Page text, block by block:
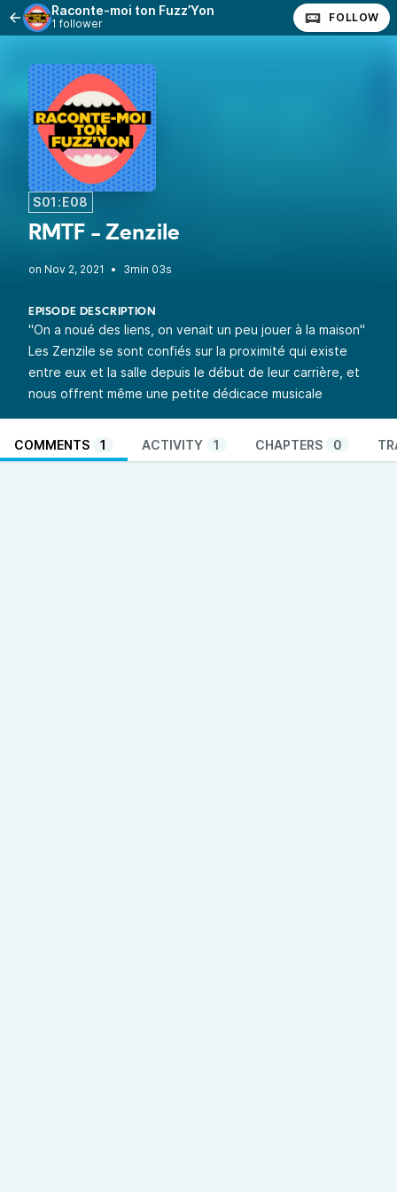
Raconte-moi ton Fuzz’Yon
1 follower FOLLOW
S01:E08
RMTF - Zenzile
• 3min 03s
EPISODE DESCRIPTION
"On a noué des liens, on venait un peu jouer à la maison"
Les Zenzile se sont confiés sur la proximité qui existe
entre eux et la salle depuis le début de leur carrière, et
nous offrent même une petite dédicace musicale
COMMENTS 1 ACTIVITY 1 CHAPTERS 0